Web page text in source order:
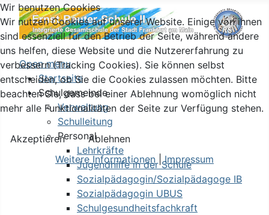
Open menu
Startseite
Schulgemeinde
Verwaltung
Schulleitung
Personal
Lehrkräfte
Jugendhilfe in der Schule
Sozialpädagogin/Sozialpädagoge IB
Sozialpädagogin UBUS
Schulgesundheitsfachkraft
Wir benutzen Cookies
Wir nutzen Cookies auf unserer Website. Einige von ihnen
sind essenziell für den Betrieb der Seite, während andere
uns helfen, diese Website und die Nutzererfahrung zu
verbessern (Tracking Cookies). Sie können selbst
entscheiden, ob Sie die Cookies zulassen möchten. Bitte
beachten Sie, dass bei einer Ablehnung womöglich nicht
mehr alle Funktionalitäten der Seite zur Verfügung stehen.
Akzeptieren
Ablehnen
Weitere Informationen |Impressum